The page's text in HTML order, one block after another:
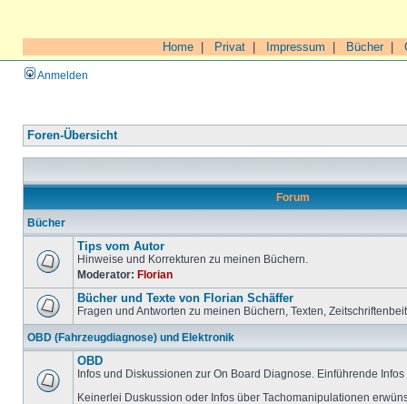
Home Privat Impressum Bücher|
Anmelden
Foren-Übersicht
Forum
Bücher
Tips vom Autor
Hinweise und Korrekturen zu meinen Büchern.
Moderator: Florian
Bücher und Texte von Florian Schäffer
Fragen und Antworten zu meinen Büchern, Texten,
OBD (Fahrzeugdiagnose) und Elektronik
OBD
Infos und Diskussionen zur On Board Diagnose. Einführende
Keinerlei Duskussion oder Infos über Tachomanipulationen